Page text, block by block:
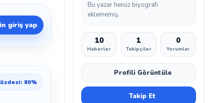
giriş yap
80%
Bu yazar henüz biyografi
eklememiş.
10
Haberler
1
Takipçiler
0
Yorumlar
Profili Görüntüle
Takip Et